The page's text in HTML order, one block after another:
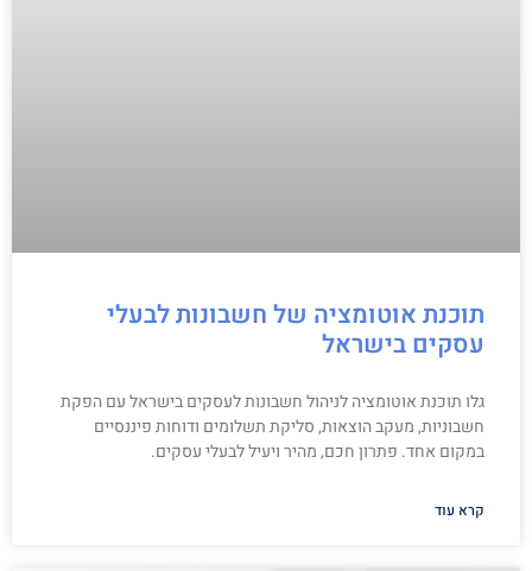
תוכנת אוטומציה של חשבונות לבעלי
עסקים בישראל
גלו תוכנת אוטומציה לניהול חשבונות לעסקים בישראל עם הפקת
חשבוניות, מעקב הוצאות, סליקת תשלומים ודוחות פיננסיים
במקום אחד. פתרון חכם, מהיר ויעיל לבעלי עסקים.
קרא עוד